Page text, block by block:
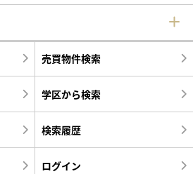
売買物件検索
学区から検索
検索履歴
ログイン